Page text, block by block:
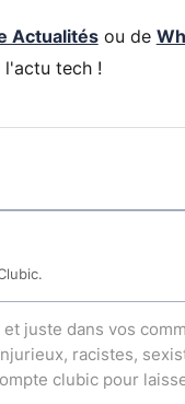
Actualitésou de
l'actu tech !